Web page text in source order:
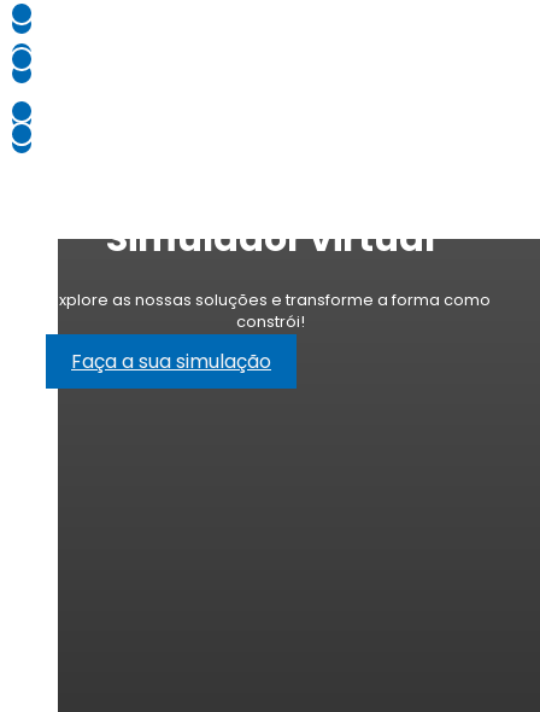
Simulador virtual
Explore as nossas soluções e transforme a forma como
constrói!
Faça a sua simulação